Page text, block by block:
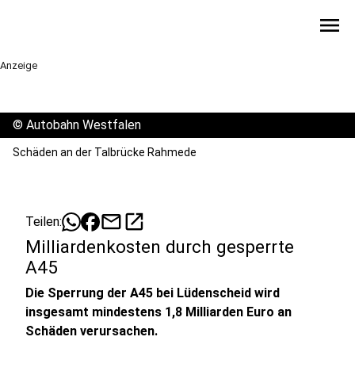
menu
Anzeige
© Autobahn Westfalen
Schäden an der Talbrücke Rahmede
Teilen: mailopen_in_new
Milliardenkosten durch gesperrte
A45
Die Sperrung der A45 bei Lüdenscheid wird
insgesamt mindestens 1,8 Milliarden Euro an
Schäden verursachen.